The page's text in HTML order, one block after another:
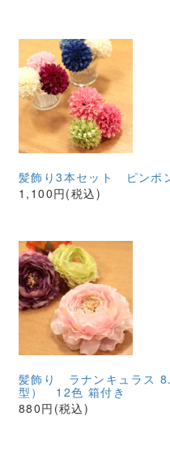
髪飾り3本セット ピンポ
1,100円(税込)
髪飾り ラナンキュラス
型） 12色 箱付き
880円(税込)